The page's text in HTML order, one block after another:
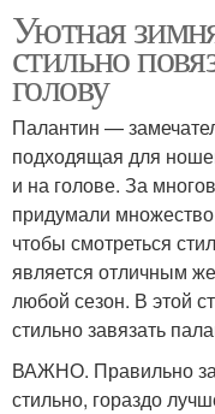
Уютная
стильно
голову
Палантин —
подходящая для
и на голове. За
придумали
чтобы смотреться
является отличным
любой сезон. В этой
стильно завязать
ВАЖНО. Правильно
стильно, гораздо